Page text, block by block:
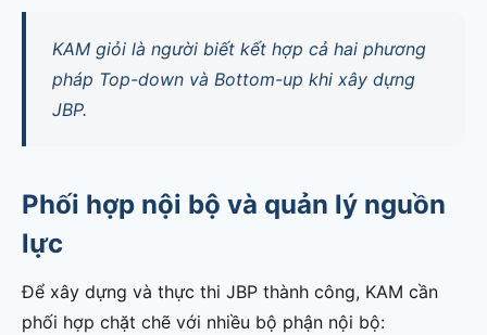
KAM giỏi là người biết kết hợp cả hai phương
pháp Top-down và Bottom-up khi xây dựng
JBP.
Phối hợp nội bộ và quản lý nguồn
lực
Để xây dựng và thực thi JBP thành công, KAM cần
phối hợp chặt chẽ với nhiều bộ phận nội bộ: